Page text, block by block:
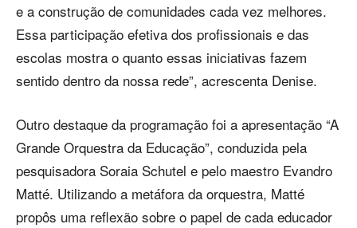
e a construção de comunidades cada vez melhores.
Essa participação efetiva dos profissionais e das
escolas mostra o quanto essas iniciativas fazem
sentido dentro da nossa rede”, acrescenta Denise.
Outro destaque da programação foi a apresentação “A
Grande Orquestra da Educação”, conduzida pela
pesquisadora Soraia Schutel e pelo maestro Evandro
Matté. Utilizando a metáfora da orquestra, Matté
propôs uma reflexão sobre o papel de cada educador